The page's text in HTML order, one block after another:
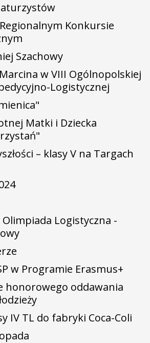
Konkursie
Szachowy
w VIII Ogólnopolskiej
Logistycznej
Matki i Dziecka
– klasy V na Targach
Logistyczna -
w Programie Erasmus+
honorowego oddawania
IV TL do fabryki Coca-Coli